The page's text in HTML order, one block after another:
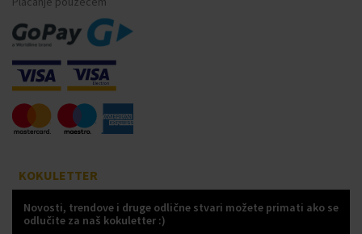
KOKULETTER
Novosti, trendove i druge odlične stvari možete primati ako se
odlučite za naš kokuletter :)